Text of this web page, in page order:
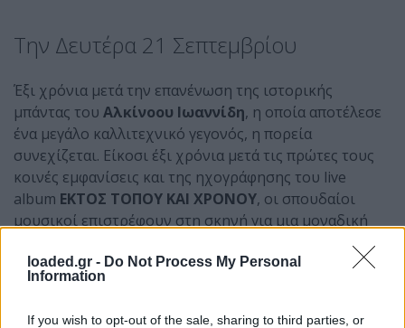
loaded.gr - Do Not Process My Personal
Information
If you wish to opt-out of the sale, sharing to third parties, or
Την Δευτέρα 21 Σεπτεμβρίου
Έξι χρόνια μετά την επανένωση της ιστορικής
μπάντας του Αλκίνοου Ιωαννίδη, η οποία αποτέλεσε
ένα μεγάλο καλλιτεχνικό γεγονός, η πορεία
συνεχίζεται. Είκοσι έξι χρόνια μετά τις πρώτες τους
κοινές εμφανίσεις και της ηχογράφησης του live
album ΕΚΤΟΣ ΤΟΠΟΥ ΚΑΙ ΧΡΟΝΟΥ, οι σπουδαίοι
μουσικοί επιστρέφουν στη σκηνή για μια μοναδική
, τη
Δευτέρα 21 Σεπτεμβρίουπαρουσιάζοντας ένα
πρόγραμμα γεμάτο δημιουργικότητα, συγκίνηση και